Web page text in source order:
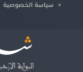
سياسة الخصوصية